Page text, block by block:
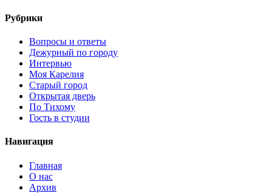
Рубрики
Вопросы и ответы
Дежурный по городу
Интервью
Моя Карелия
Старый город
Открытая дверь
По Тихому
Гость в студии
Навигация
Главная
О нас
Архив